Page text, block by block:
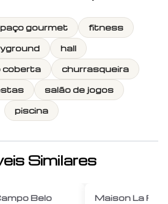
gourmet
fitness
hall
coberta
churrasqueira
salão de jogos
piscina
Similares
Belo